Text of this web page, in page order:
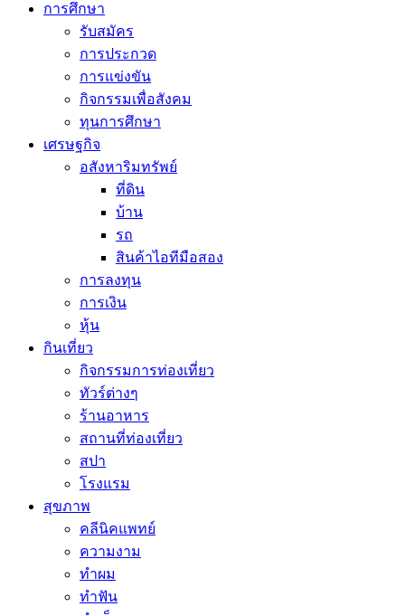
การศึกษา
รับสมัคร
การประกวด
การแข่งขัน
กิจกรรมเพื่อสังคม
ทุนการศึกษา
เศรษฐกิจ
อสังหาริมทรัพย์
ที่ดิน
บ้าน
รถ
สินค้าไอทีมือสอง
การลงทุน
การเงิน
หุ้น
กินเที่ยว
กิจกรรมการท่องเที่ยว
ทัวร์ต่างๆ
ร้านอาหาร
สถานที่ท่องเที่ยว
สปา
โรงแรม
สุขภาพ
คลีนิคแพทย์
ความงาม
ทำผม
ทำฟัน